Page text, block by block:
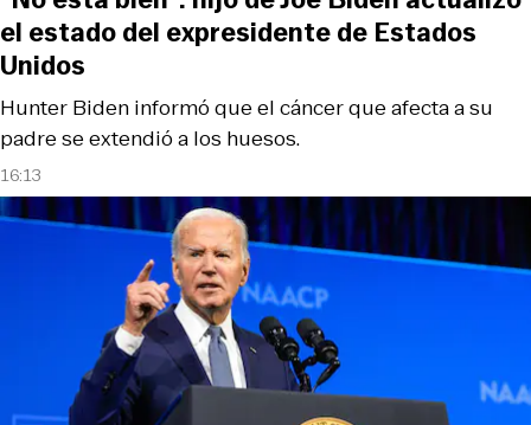
16:13
Hunter Biden informó que el cáncer que afecta a su
padre se extendió a los huesos.
el estado del expresidente de Estados
Unidos